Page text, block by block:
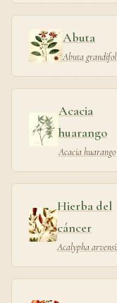
Abuta
Abuta
Acacia
huarango
Acacia huarango
Hierba del
cáncer
Acalypha